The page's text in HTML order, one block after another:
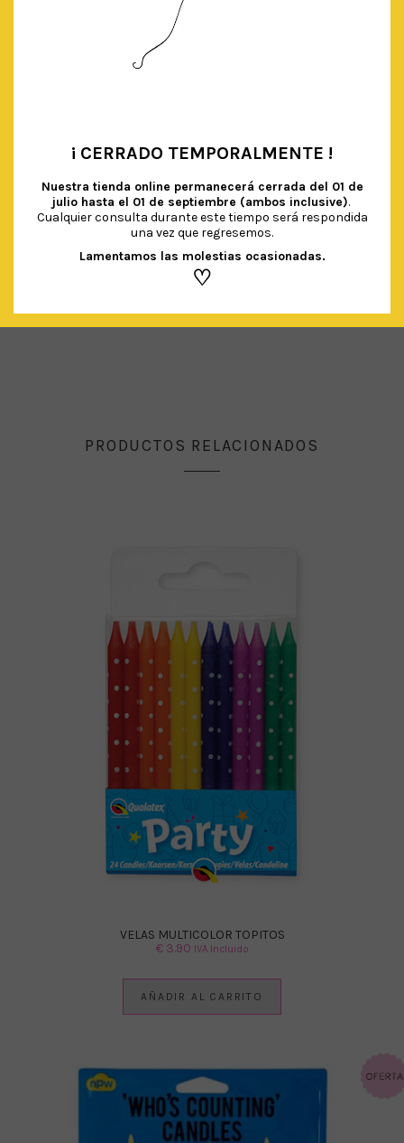
VELAS PURPURINA TONOS PASTEL
€4.50 IVA Incluido
PRODUCTOS RELACIONADOS
VELAS MULTICOLOR TOPITOS
€3.90 IVA Incluido
AÑADIR AL CARRITO
¡ CERRADO TEMPORALMENTE !
Nuestra tienda online permanecerá cerrada del 01 de
julio hasta el 01 de septiembre (ambos inclusive).
Cualquier consulta durante este tiempo será respondida
una vez que regresemos.
Lamentamos las molestias ocasionadas.
♡